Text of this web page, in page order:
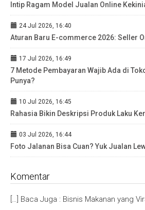
Intip Ragam Model Jualan Online
24 Jul 2026, 16:40
Aturan Baru E-commerce 2026: Seller
17 Jul 2026, 16:49
7 Metode Pembayaran Wajib Ada di
Punya?
10 Jul 2026, 16:45
Rahasia Bikin Deskripsi Produk Laku
03 Jul 2026, 16:44
Foto Jalanan Bisa Cuan? Yuk Jualan
Komentar
[…] Baca Juga : Bisnis Makanan yang